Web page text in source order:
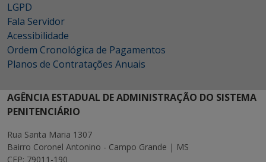
LGPD
Fala Servidor
Acessibilidade
Ordem Cronológica de Pagamentos
Planos de Contratações Anuais
AGÊNCIA ESTADUAL DE ADMINISTRAÇÃO DO SISTEMA
PENITENCIÁRIO
Rua Santa Maria 1307
Bairro Coronel Antonino - Campo Grande | MS
CEP: 79011-190